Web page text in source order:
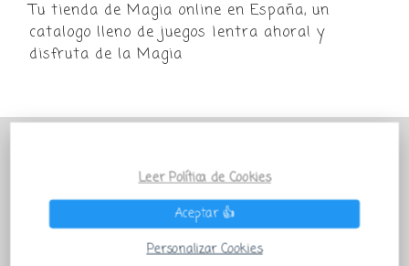
Tu tienda de Magia online en España, un
catalogo lleno de juegos ¡entra ahora! y
disfruta de la Magia
VENTAMAGIA PERMANECERÁ PARADA
TEMPORALMENTE Todos los pedidos que salgan
después del 27 de Julio se enviarán a partir del 01
de Septiembre ¡QUE LA MAGIA TE ACOMPAÑE!
Leer Política de Cookies
Aceptar 👍
Personalizar Cookies